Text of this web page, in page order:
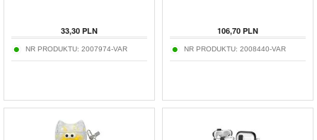
33,30 PLN
NR PRODUKTU: 2007974-VAR
106,70 PLN
NR PRODUKTU: 2008440-VAR